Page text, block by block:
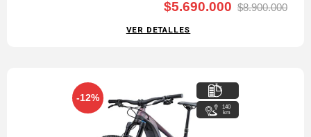
$5.690.000 $8.900.000
VER DETALLES
-12%
140
km